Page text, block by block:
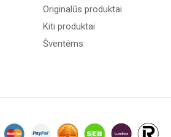
Originalūs produktai
Kiti produktai
Šventėms